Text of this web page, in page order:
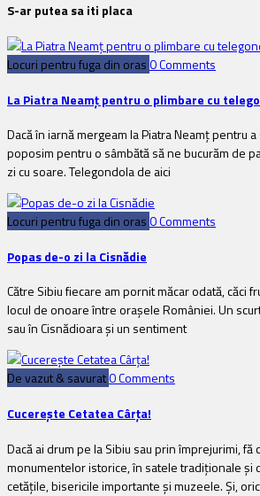
S-ar putea sa iti placa
Locuri pentru fuga din oras0 Comments
La Piatra Neamţ pentru o plimbare cu
Dacă în iarnă mergeam la Piatra Neamţ pentru
poposim pentru o sâmbătă să ne bucurăm de
zi cu soare. Telegondola de aici
Locuri pentru fuga din oras0 Comments
Popas de-o zi la Cisnădie
Către Sibiu fiecare am pornit măcar odată, căci
locul de onoare între oraşele României. Un
sau în Cisnădioara şi un sentiment
De vazut & savurat0 Comments
Cucerește Cetatea Cârța!
Dacă ai drum pe la Sibiu sau prin împrejurimi,
monumentelor istorice, în satele tradiționale și
cetățile, bisericile importante și muzeele. Și,